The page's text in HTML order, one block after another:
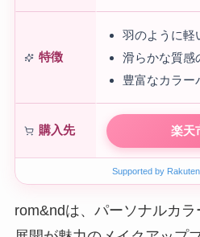
rom&nd メイク
ント リップ 韓国
特徴
羽のように軽
滑らかな質感
豊富なカラー
購入先 楽天
Supported by
rom&ndは、パーソナルカ